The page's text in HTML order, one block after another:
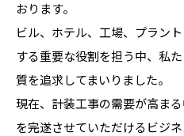
おります。
ビル、ホテル、工場、プラン
する重要な役割を担う中、私
質を追求してまいりました。
現在、計装工事の需要が高ま
を完遂させていただけるビジ